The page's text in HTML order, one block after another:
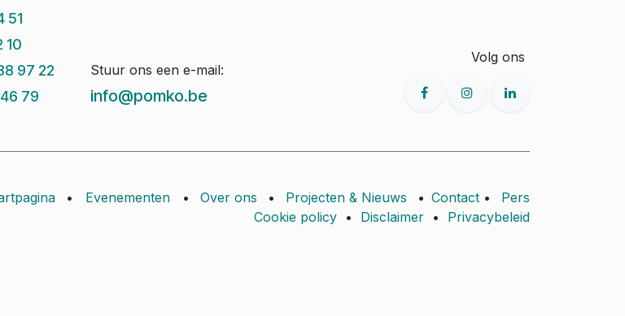
51
10
97 22
79
Stuur ons een e-mail:
info@pomko.be
Volg ons
• Evenementen • Over ons • Projecten & Nieuws • Contact •
Pers
Cookie policy • Disclaimer • Privacybeleid